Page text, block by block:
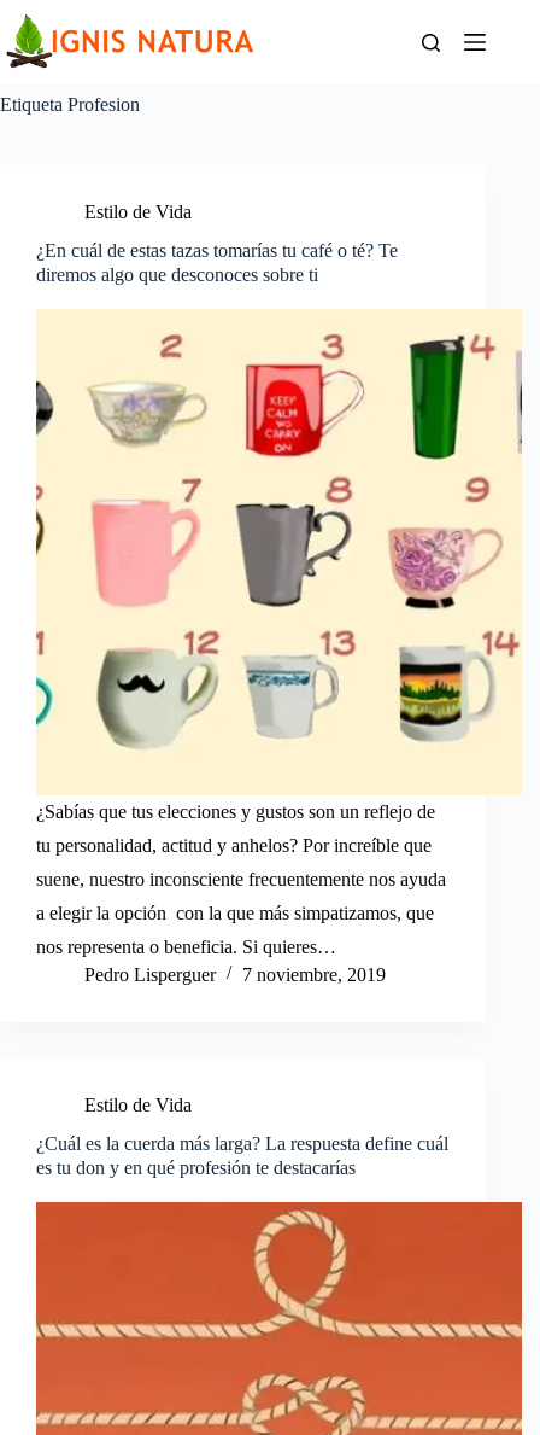
contenido
Etiqueta Profesion
Estilo de Vida
¿En cuál de estas tazas tomarías tu café o té? Te
diremos algo que desconoces sobre ti
¿Sabías que tus elecciones y gustos son un reflejo de
tu personalidad, actitud y anhelos? Por increíble que
suene, nuestro inconsciente frecuentemente nos ayuda
a elegir la opción con la que más simpatizamos, que
nos representa o beneficia. Si quieres…
Pedro Lisperguer
7 noviembre, 2019
Estilo de Vida
¿Cuál es la cuerda más larga? La respuesta define cuál
es tu don y en qué profesión te destacarías